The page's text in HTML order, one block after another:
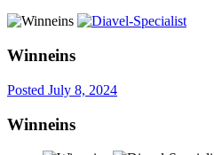
Winneins
Posted July 8, 2024
Winneins